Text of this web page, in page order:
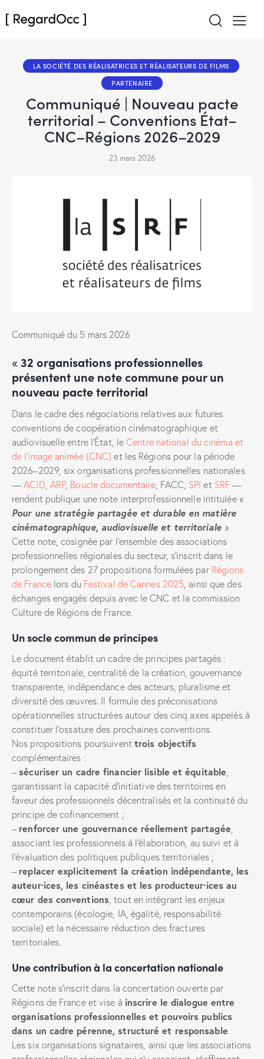
LA SOCIÉTÉ DES RÉALISATRICES ET RÉALISATEURS DE FILMS
PARTENAIRE
Communiqué | Nouveau pacte
territorial – Conventions État–
CNC–Régions 2026–2029
23 mars 2026
Communiqué du 5 mars 2026
« 32 organisations professionnelles
présentent une note commune pour un
nouveau pacte territorial
Dans le cadre des négociations relatives aux futures
conventions de coopération cinématographique et
audiovisuelle entre l’État, leCentre national du cinéma et
de l’image animée (CNC) et les Régions pour la période
2026–2029, six organisations professionnelles nationales
—ACID ARP, Boucle documentaire , FACC, SPI et SRF —
rendent publique une note interprofessionnelle intitulée «
Pour une stratégie partagée et durable en matière
cinématographique, audiovisuelle et territoriale».
Cette note, cosignée par l’ensemble des associations
professionnelles régionales du secteur, s’inscrit dans le
prolongement des 27 propositions formulées par Régions
de Francelors du Festival de Cannes 2025 , ainsi que des
échanges engagés depuis avec le CNC et la commission
Culture de Régions de France.
Un socle commun de principes
Le document établit un cadre de principes partagés :
équité territoriale, centralité de la création, gouvernance
transparente, indépendance des acteurs, pluralisme et
diversité des œuvres. Il formule des préconisations
opérationnelles structurées autour des cinq axes appelés à
constituer l’ossature des prochaines conventions.
Nos propositions poursuivent trois objectifs
complémentaires :
–sécuriser un cadre financier lisible et équitable
garantissant la capacité d’initiative des territoires en
faveur des professionnels décentralisés et la continuité du
principe de cofinancement ;
– renforcer une gouvernance réellement partagée
associant les professionnels à l’élaboration, au suivi et à
l’évaluation des politiques publiques territoriales ;
– replacer explicitement la création indépendante, les
auteur·ices, les cinéastes et les producteur·ices au
cœur des conventions , tout en intégrant les enjeux
contemporains (écologie, IA, égalité, responsabilité
sociale) et la nécessaire réduction des fractures
territoriales.
Une contribution à la concertation nationale
Cette note s’inscrit dans la concertation ouverte par
Régions de France et vise à inscrire le dialogue entre
organisations professionnelles et pouvoirs publics
dans un cadre pérenne, structuré et responsable.
Les six organisations signataires, ainsi que les associations